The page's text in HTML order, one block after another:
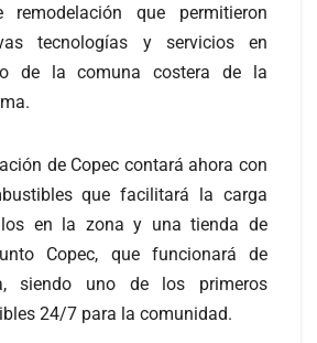
que permitieron
tecnologías y servicios en
de la comuna costera de la
de Copec contará ahora con
que facilitará la carga
en la zona y una tienda de
Copec, que funcionará de
siendo uno de los primeros
24/7 para la comunidad.